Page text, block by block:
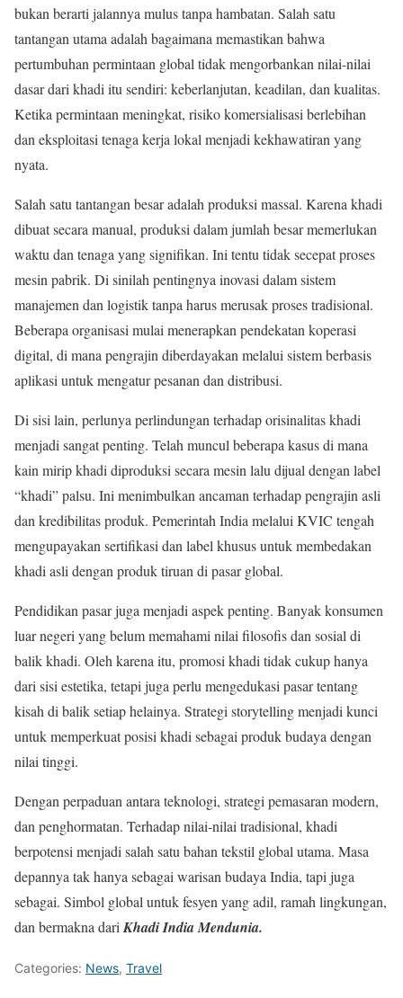
bukan berarti jalannya mulus tanpa hambatan. Salah satu
tantangan utama adalah bagaimana memastikan bahwa
pertumbuhan permintaan global tidak mengorbankan nilai-nilai
dasar dari khadi itu sendiri: keberlanjutan, keadilan, dan kualitas.
Ketika permintaan meningkat, risiko komersialisasi berlebihan
dan eksploitasi tenaga kerja lokal menjadi kekhawatiran yang
nyata.
Salah satu tantangan besar adalah produksi massal. Karena khadi
dibuat secara manual, produksi dalam jumlah besar memerlukan
waktu dan tenaga yang signifikan. Ini tentu tidak secepat proses
mesin pabrik. Di sinilah pentingnya inovasi dalam sistem
manajemen dan logistik tanpa harus merusak proses tradisional.
Beberapa organisasi mulai menerapkan pendekatan koperasi
digital, di mana pengrajin diberdayakan melalui sistem berbasis
aplikasi untuk mengatur pesanan dan distribusi.
Di sisi lain, perlunya perlindungan terhadap orisinalitas khadi
menjadi sangat penting. Telah muncul beberapa kasus di mana
kain mirip khadi diproduksi secara mesin lalu dijual dengan label
“khadi” palsu. Ini menimbulkan ancaman terhadap pengrajin asli
dan kredibilitas produk. Pemerintah India melalui KVIC tengah
mengupayakan sertifikasi dan label khusus untuk membedakan
khadi asli dengan produk tiruan di pasar global.
Pendidikan pasar juga menjadi aspek penting. Banyak konsumen
luar negeri yang belum memahami nilai filosofis dan sosial di
balik khadi. Oleh karena itu, promosi khadi tidak cukup hanya
dari sisi estetika, tetapi juga perlu mengedukasi pasar tentang
kisah di balik setiap helainya. Strategi storytelling menjadi kunci
untuk memperkuat posisi khadi sebagai produk budaya dengan
nilai tinggi.
Dengan perpaduan antara teknologi, strategi pemasaran modern,
dan penghormatan. Terhadap nilai-nilai tradisional, khadi
berpotensi menjadi salah satu bahan tekstil global utama. Masa
depannya tak hanya sebagai warisan budaya India, tapi juga
sebagai. Simbol global untuk fesyen yang adil, ramah lingkungan,
dan bermakna dari Khadi India Mendunia.
Categories: News, Travel